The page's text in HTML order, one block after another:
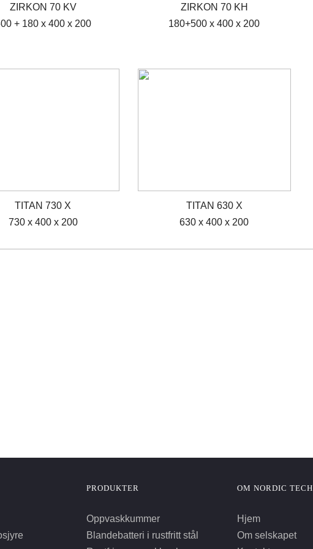
ZIRKON 70 KV
+ 180 x 400 x 200
ZIRKON 70 KH
180+500 x 400 x 200
TITAN 730 X
730 x 400 x 200
TITAN 630 X
630 x 400 x 200
PRODUKTER
Oppvaskkummer
Blandebatteri i rustfritt stål
OM NORDIC TECH
Hjem
Om selskapet